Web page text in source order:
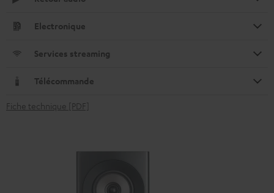
Electronique
Services streaming
Télécommande
Fiche technique [PDF]